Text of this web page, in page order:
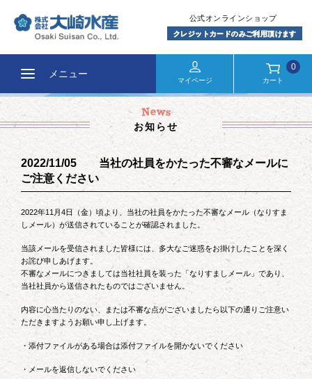
メニュー
マイページ カート
0
お知らせ
2022/11/05 当社の社員をかたった不審なメールに
ご注意ください
2022年11月4日（金）頃より、当社の社員をかたった不審なメール（なりすま
しメール）が送信されていることが確認されました。
当該メールを受信されました皆様には、多大なご迷惑をお掛けしたことを深く
お詫び申しあげます。
不審なメールにつきましては当社社員を装った「なりすましメール」であり、
当社社員から送信されたものではございません。
内容に心当たりのない、または不審な点がございましたら以下の通りご注意い
ただきますようお願い申し上げます。
・添付ファイルがある場合は添付ファイルを開かないでください
・メールを返信しないでください